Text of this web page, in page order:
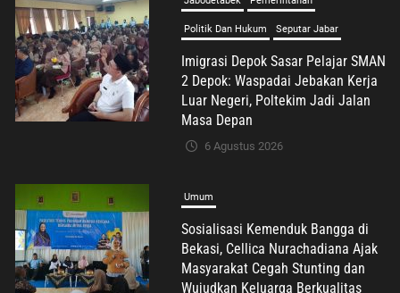
Masa Depan
6 Agustus 2026
Umum
Sosialisasi Kemenduk Bangga di
Bekasi, Cellica Nurachadiana Ajak
6 Agustus 2026
Advertorial Nasional Pendidikan